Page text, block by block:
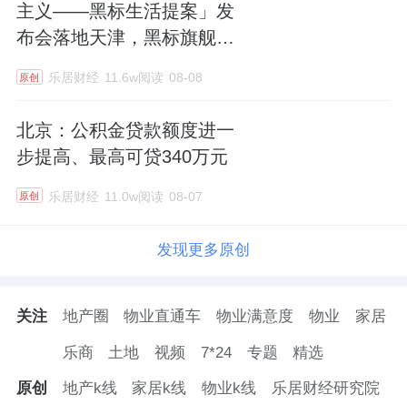
主义——黑标生活提案」发
布会落地天津，黑标旗舰店
原创 乐居财经 11.6w阅读 08-08
北京：公积金贷款额度进一
步提高、最高可贷340万元
原创 乐居财经 11.0w阅读 08-07
发现更多原创
关注 地产圈 物业直通车 物业满意度 物业 家居
乐商 土地 视频 7*24 专题 精选
原创 地产k线 家居k线 物业k线 乐居财经研究院